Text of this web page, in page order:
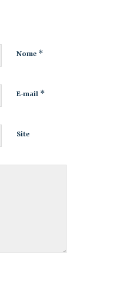
Nome *
E-mail *
Site